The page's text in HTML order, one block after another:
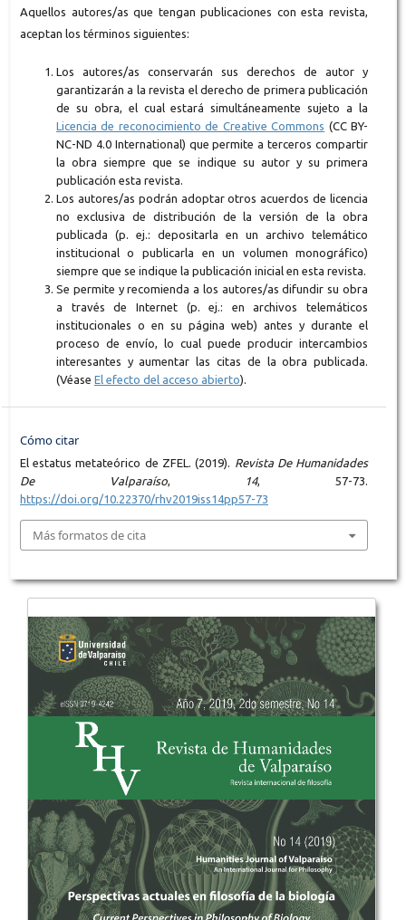
Aquellos autores/as que tengan publicaciones con esta revista,
aceptan los términos siguientes:
Los autores/as conservarán sus derechos de autor y
garantizarán a la revista el derecho de primera publicación
de su obra, el cual estará simultáneamente sujeto a la
Licencia de reconocimiento de Creative Commons (CC BY-
NC-ND 4.0 International) que permite a terceros compartir
la obra siempre que se indique su autor y su primera
publicación esta revista.
Los autores/as podrán adoptar otros acuerdos de licencia
no exclusiva de distribución de la versión de la obra
publicada (p. ej.: depositarla en un archivo telemático
institucional o publicarla en un volumen monográfico)
siempre que se indique la publicación inicial en esta revista.
Se permite y recomienda a los autores/as difundir su obra
a través de Internet (p. ej.: en archivos telemáticos
institucionales o en su página web) antes y durante el
proceso de envío, lo cual puede producir intercambios
interesantes y aumentar las citas de la obra publicada.
(Véase El efecto del acceso abierto).
Cómo citar
El estatus metateórico de ZFEL. (2019).
Revista De Humanidades
De Valparaíso, 14, 57-73.
https://doi.org/10.22370/rhv2019iss14pp57-73
Más formatos de cita